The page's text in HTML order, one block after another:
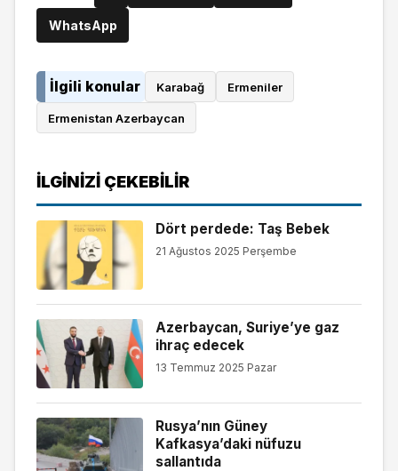
WhatsApp
İlgili konular Karabağ Ermeniler
Ermenistan Azerbaycan
İLGINIZI ÇEKEBILIR
Dört perdede: Taş Bebek
21 Ağustos 2025 Perşembe
Azerbaycan, Suriye’ye gaz
ihraç edecek
13 Temmuz 2025 Pazar
Rusya’nın Güney
Kafkasya’daki nüfuzu
sallantıda